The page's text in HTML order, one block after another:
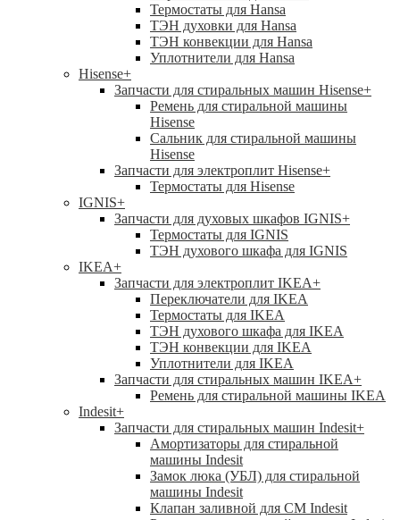
Термостаты для Hansa
ТЭН духовки для Hansa
ТЭН конвекции для Hansa
Уплотнители для Hansa
Hisense+
Запчасти для стиральных машин Hisense+
Ремень для стиральной машины
Hisense
Сальник для стиральной машины
Hisense
Запчасти для электроплит Hisense+
Термостаты для Hisense
IGNIS+
Запчасти для духовых шкафов IGNIS+
Термостаты для IGNIS
ТЭН духового шкафа для IGNIS
IKEA+
Запчасти для электроплит IKEA+
Переключатели для IKEA
Термостаты для IKEA
ТЭН духового шкафа для IKEA
ТЭН конвекции для IKEA
Уплотнители для IKEA
Запчасти для стиральных машин IKEA+
Ремень для стиральной машины IKEA
Indesit+
Запчасти для стиральных машин Indesit+
Амортизаторы для стиральной
машины Indesit
Замок люка (УБЛ) для стиральной
машины Indesit
Клапан заливной для СМ Indesit